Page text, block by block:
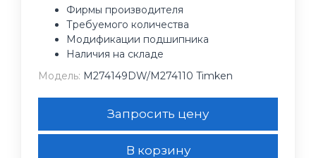
Фирмы производителя
Требуемого количества
Модификации подшипника
Наличия на складе
Модель: M274149DW/M274110 Timken
Запросить цену
В корзину